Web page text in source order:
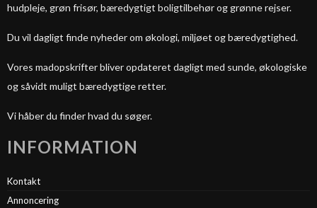
hudpleje, grøn frisør, bæredygtigt boligtilbehør og grønne rejser.
Du vil dagligt finde nyheder om økologi, miljøet og bæredygtighed.
Vores madopskrifter bliver opdateret dagligt med sunde, økologiske
og såvidt muligt bæredygtige retter.
Vi håber du finder hvad du søger.
INFORMATION
Kontakt
Annoncering